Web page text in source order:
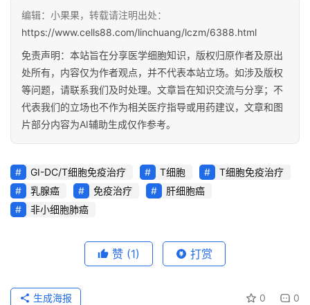
编辑：小果果，转载请注明出处：
https://www.cells88.com/linchuang/lczm/6388.html
免责声明：本站旨在分享医学细胞知识，版权归原作者及原出
处所有，内容仅为作者观点，并不代表本站立场。如涉及版权
等问题，请联系我们及时处理。文章旨在知识交流与分享；不
代表我们的立场也不作为相关医疗指导或用药建议，文章和图
片部分内容为AI辅助生成仅作参考。
GI-DC/T细胞免疫治疗 T细胞
T细胞免疫治疗
乳腺癌
免疫治疗
肝细胞癌
非小细胞肺癌
赞 (1) 打赏
0 0
生成海报